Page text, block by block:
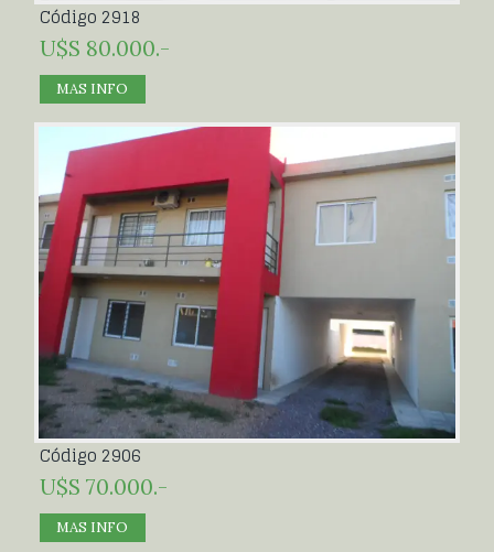
Código 2918
U$S 80.000.-
MAS INFO
Código 2906
U$S 70.000.-
MAS INFO